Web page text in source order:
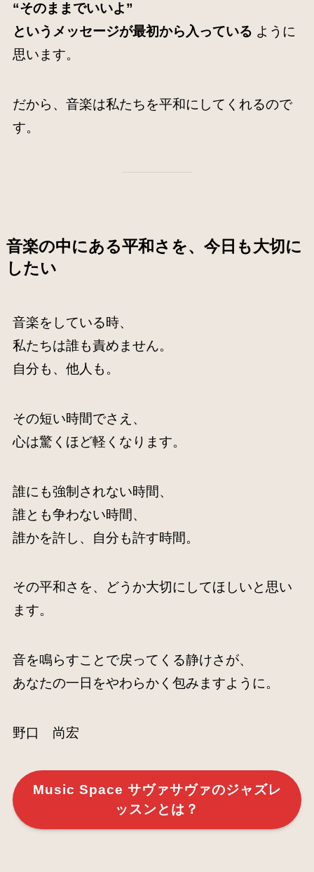
“そのままでいいよ”
というメッセージが最初から入っている ように
思います。
だから、音楽は私たちを平和にしてくれるので
す。
音楽の中にある平和さを、今日も大切に
したい
音楽をしている時、
私たちは誰も責めません。
自分も、他人も。
その短い時間でさえ、
心は驚くほど軽くなります。
誰にも強制されない時間、
誰とも争わない時間、
誰かを許し、自分も許す時間。
その平和さを、どうか大切にしてほしいと思い
ます。
音を鳴らすことで戻ってくる静けさが、
あなたの一日をやわらかく包みますように。
野口 尚宏
Music Space サヴァサヴァのジャズレ
ッスンとは？